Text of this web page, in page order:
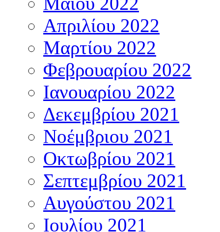
Απριλίου 2022
Μαρτίου 2022
Φεβρουαρίου 2022
Ιανουαρίου 2022
Δεκεμβρίου 2021
Νοέμβριου 2021
Οκτωβρίου 2021
Σεπτεμβρίου 2021
Αυγούστου 2021
Ιουλίου 2021